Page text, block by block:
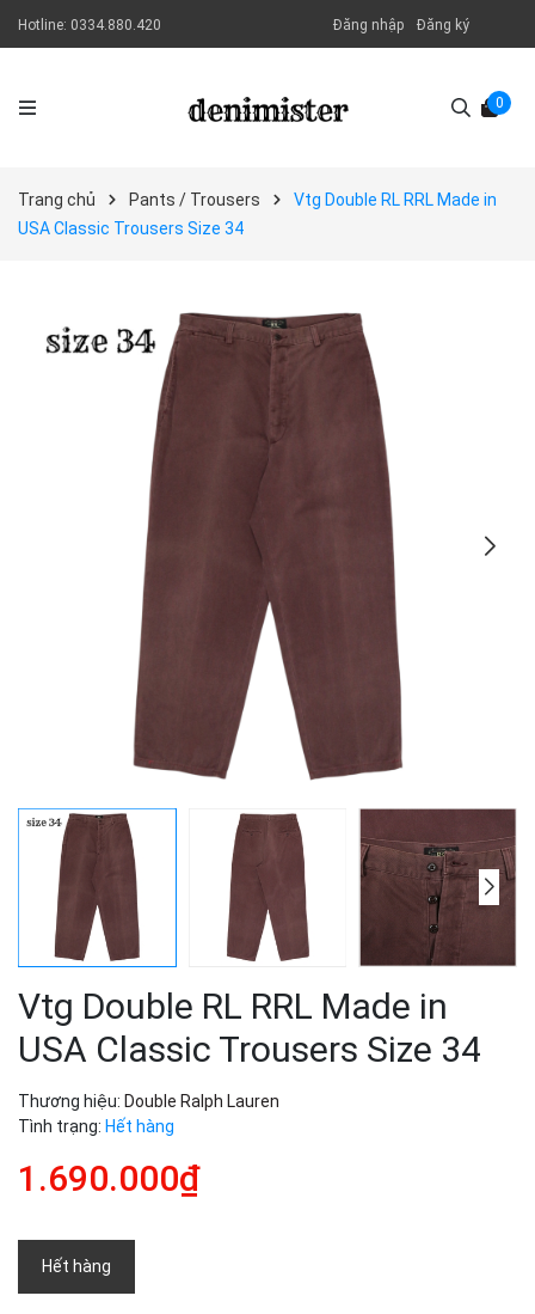
Hotline: 0334.880.420 Đăng nhập Đăng ký
0
Trang chủ Pants / Trousers
Vtg Double RL RRL Made in
USA Classic Trousers Size 34
Vtg Double RL RRL Made in
USA Classic Trousers Size 34
Thương hiệu: Double Ralph Lauren
Tình trạng: Hết hàng
1.690.000₫
Hết hàng